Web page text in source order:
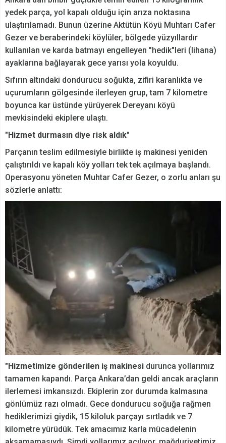
yedek parça, yol kapalı olduğu için arıza noktasına
ulaştırılamadı. Bunun üzerine Aktütün Köyü Muhtarı Cafer
Gezer ve beraberindeki köylüler, bölgede yüzyıllardır
kullanılan ve karda batmayı engelleyen "hedik"leri (lihana)
ayaklarına bağlayarak gece yarısı yola koyuldu.
Sıfırın altındaki dondurucu soğukta, zifiri karanlıkta ve
uçurumların gölgesinde ilerleyen grup, tam 7 kilometre
boyunca kar üstünde yürüyerek Dereyanı köyü
mevkisindeki ekiplere ulaştı.
"Hizmet durmasın diye risk aldık"
Parçanın teslim edilmesiyle birlikte iş makinesi yeniden
çalıştırıldı ve kapalı köy yolları tek tek açılmaya başlandı.
Operasyonu yöneten Muhtar Cafer Gezer, o zorlu anları şu
sözlerle anlattı:
"Hizmetimize gönderilen iş makinesi durunca yollarımız
tamamen kapandı. Parça Ankara’dan geldi ancak araçların
ilerlemesi imkansızdı. Ekiplerin zor durumda kalmasına
gönlümüz razı olmadı. Gece dondurucu soğuğa rağmen
hediklerimizi giydik, 15 kiloluk parçayı sırtladık ve 7
kilometre yürüdük. Tek amacımız karla mücadelenin